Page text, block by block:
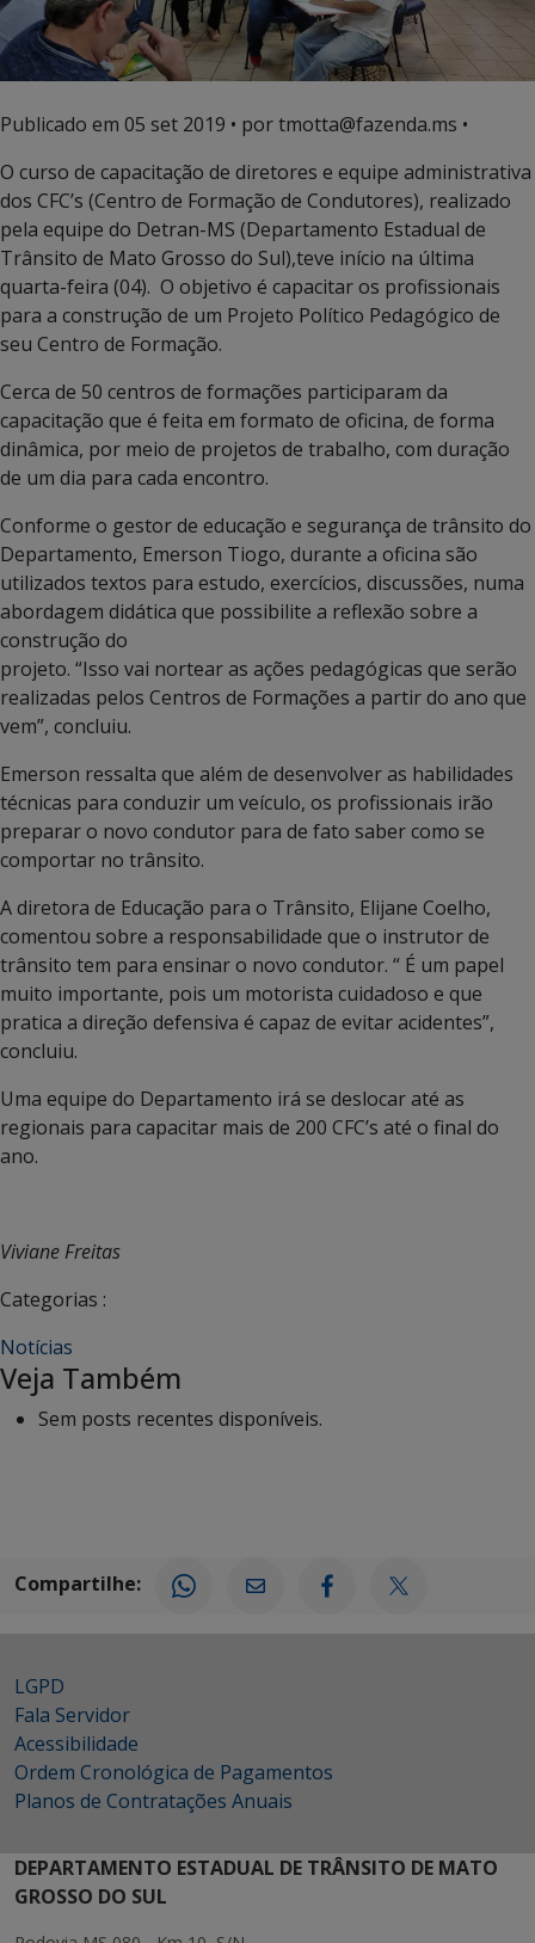
Publicado em 05 set 2019 • por tmotta@fazenda.ms •
O curso de capacitação de diretores e equipe administrativa
dos CFC’s (Centro de Formação de Condutores), realizado
pela equipe do Detran-MS (Departamento Estadual de
Trânsito de Mato Grosso do Sul),teve início na última
quarta-feira (04). O objetivo é capacitar os profissionais
para a construção de um Projeto Político Pedagógico de
seu Centro de Formação.
Cerca de 50 centros de formações participaram da
capacitação que é feita em formato de oficina, de forma
dinâmica, por meio de projetos de trabalho, com duração
de um dia para cada encontro.
Conforme o gestor de educação e segurança de trânsito do
Departamento, Emerson Tiogo, durante a oficina são
utilizados textos para estudo, exercícios, discussões, numa
abordagem didática que possibilite a reflexão sobre a
construção do
projeto. “Isso vai nortear as ações pedagógicas que serão
realizadas pelos Centros de Formações a partir do ano que
vem”, concluiu.
Emerson ressalta que além de desenvolver as habilidades
técnicas para conduzir um veículo, os profissionais irão
preparar o novo condutor para de fato saber como se
comportar no trânsito.
A diretora de Educação para o Trânsito, Elijane Coelho,
comentou sobre a responsabilidade que o instrutor de
trânsito tem para ensinar o novo condutor. “ É um papel
muito importante, pois um motorista cuidadoso e que
pratica a direção defensiva é capaz de evitar acidentes”,
concluiu.
Uma equipe do Departamento irá se deslocar até as
regionais para capacitar mais de 200 CFC’s até o final do
ano.
Viviane Freitas
Categorias :
Notícias
Veja Também
Sem posts recentes disponíveis.
Compartilhe:
LGPD
Fala Servidor
Acessibilidade
Ordem Cronológica de Pagamentos
Planos de Contratações Anuais
DEPARTAMENTO ESTADUAL DE TRÂNSITO DE MATO
GROSSO DO SUL